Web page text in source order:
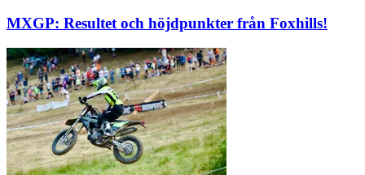
MXGP: Resultet och höjdpunkter från Foxhills!